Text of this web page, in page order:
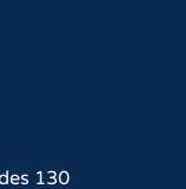
130